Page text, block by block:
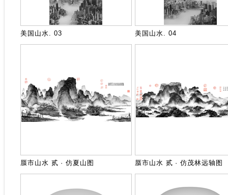
美国山水. 03 美国山水. 04
蜃市山水 贰 · 仿夏山图 蜃市山水 贰 · 仿茂林远轴图